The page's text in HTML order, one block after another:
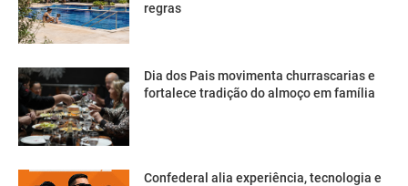
regras
Dia dos Pais movimenta churrascarias e
fortalece tradição do almoço em família
Confederal alia experiência, tecnologia e